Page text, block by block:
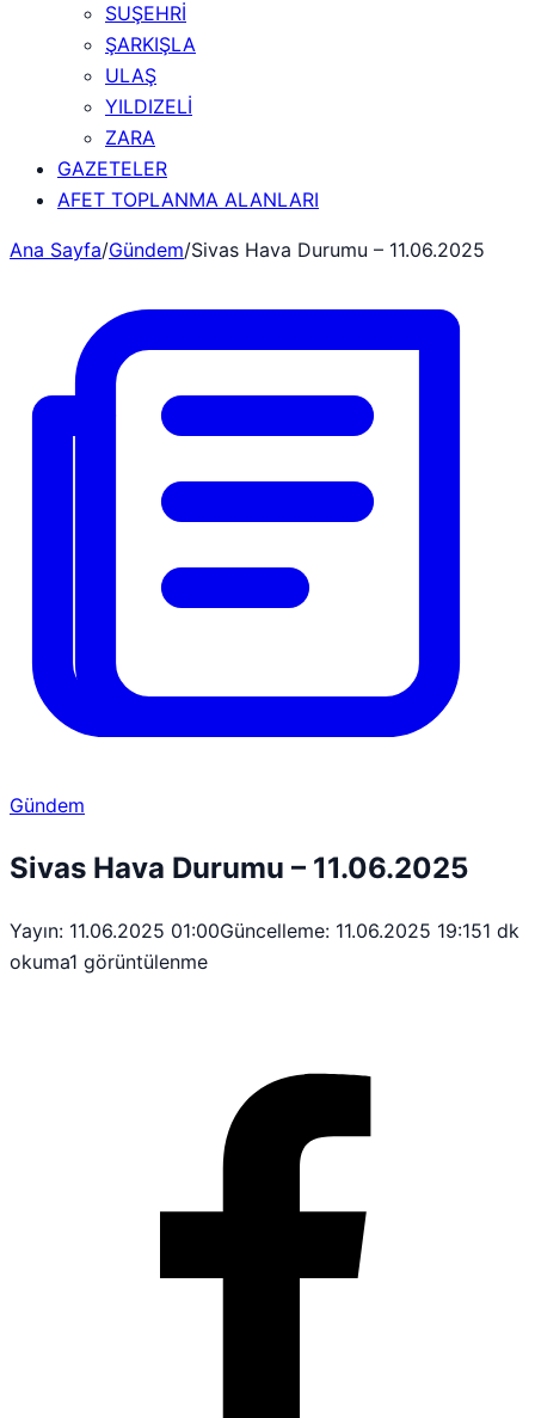
SUŞEHRİ
ŞARKIŞLA
ULAŞ
YILDIZELİ
ZARA
GAZETELER
AFET TOPLANMA ALANLARI
Ana Sayfa/Gündem/Sivas Hava Durumu – 11.06.2025
Gündem
Sivas Hava Durumu – 11.06.2025
Yayın: 11.06.2025 01:00Güncelleme: 11.06.2025 19:151 dk
okuma1 görüntülenme